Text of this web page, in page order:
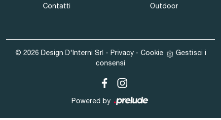
Contatti
Outdoor
© 2026 Design D'Interni Srl - Privacy- Cookie
Gestisci i
consensi
Powered by